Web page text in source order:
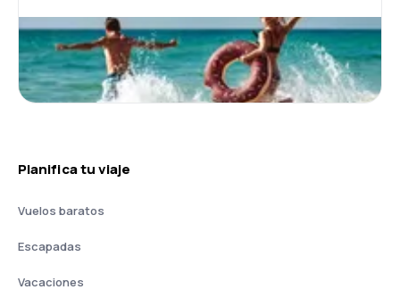
Planifica tu viaje
Vuelos baratos
Escapadas
Vacaciones